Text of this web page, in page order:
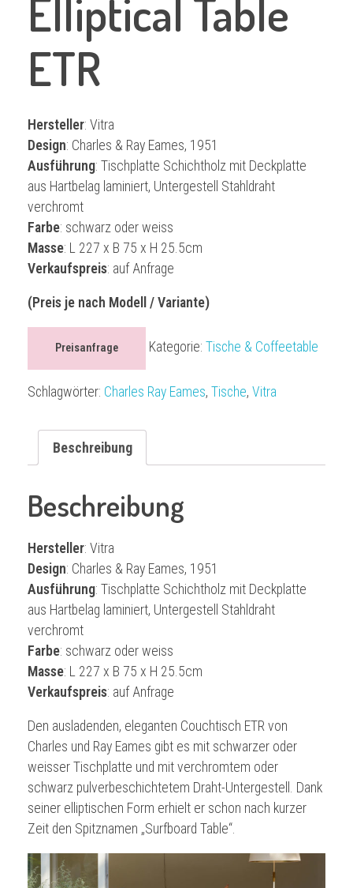
Elliptical Table
ETR
Hersteller: Vitra
Design: Charles & Ray Eames, 1951
Ausführung: Tischplatte Schichtholz mit Deckplatte
aus Hartbelag laminiert, Untergestell Stahldraht
verchromt
Farbe: schwarz oder weiss
Masse: L 227 x B 75 x H 25.5cm
Verkaufspreis: auf Anfrage
(Preis je nach Modell / Variante)
Preisanfrage Kategorie: Tische & Coffeetable
Schlagwörter: Charles Ray Eames, Tische, Vitra
Beschreibung
Beschreibung
Hersteller: Vitra
Design: Charles & Ray Eames, 1951
Ausführung: Tischplatte Schichtholz mit Deckplatte
aus Hartbelag laminiert, Untergestell Stahldraht
verchromt
Farbe: schwarz oder weiss
Masse: L 227 x B 75 x H 25.5cm
Verkaufspreis: auf Anfrage
Den ausladenden, eleganten Couchtisch ETR von
Charles und Ray Eames gibt es mit schwarzer oder
weisser Tischplatte und mit verchromtem oder
schwarz pulverbeschichtetem Draht-Untergestell. Dank
seiner elliptischen Form erhielt er schon nach kurzer
Zeit den Spitznamen „Surfboard Table“.